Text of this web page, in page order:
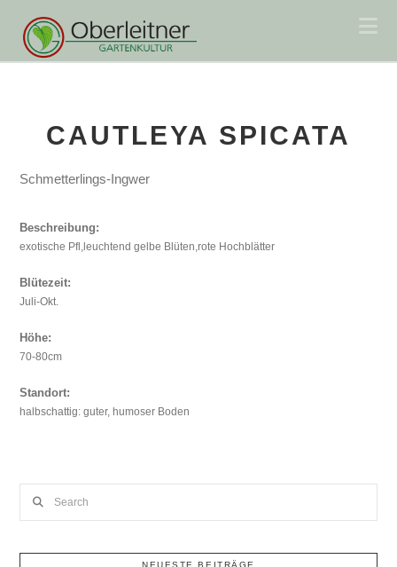
CAUTLEYA SPICATA
Schmetterlings-Ingwer
Beschreibung:
exotische Pfl,leuchtend gelbe Blüten,rote Hochblätter
Blütezeit:
Juli-Okt.
Höhe:
70-80cm
Standort:
halbschattig: guter, humoser Boden